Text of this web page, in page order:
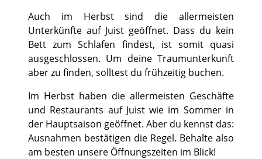
Auch im Herbst sind die allermeisten
Unterkünfte auf Juist geöffnet. Dass du kein
Bett zum Schlafen findest, ist somit quasi
ausgeschlossen. Um deine Traumunterkunft
aber zu finden, solltest du frühzeitig buchen.
Im Herbst haben die allermeisten Geschäfte
und Restaurants auf Juist wie im Sommer in
der Hauptsaison geöffnet. Aber du kennst das:
Ausnahmen bestätigen die Regel. Behalte also
am besten unsere Öffnungszeiten im Blick!